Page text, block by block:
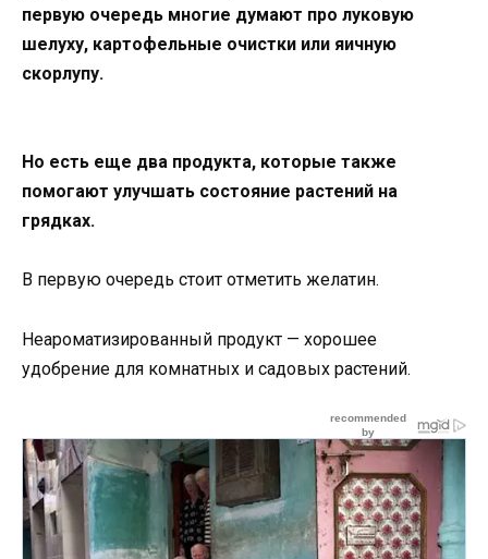
первую очередь многие думают про луковую
шелуху, картофельные очистки или яичную
скорлупу.
Но есть еще два продукта, которые также
помогают улучшать состояние растений на
грядках.
В первую очередь стоит отметить желатин.
Неароматизированный продукт — хорошее
удобрение для комнатных и садовых растений.